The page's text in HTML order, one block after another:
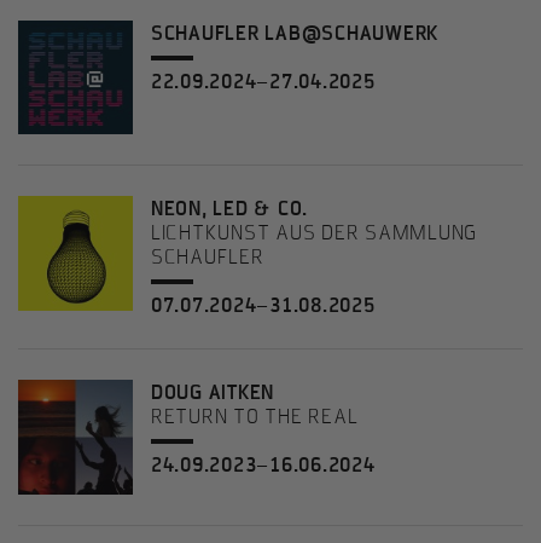
SCHAUFLER LAB@SCHAUWERK
22.09.2024–27.04.2025
NEON, LED & CO.
LICHTKUNST AUS DER SAMMLUNG
SCHAUFLER
07.07.2024–31.08.2025
DOUG AITKEN
RETURN TO THE REAL
24.09.2023–16.06.2024